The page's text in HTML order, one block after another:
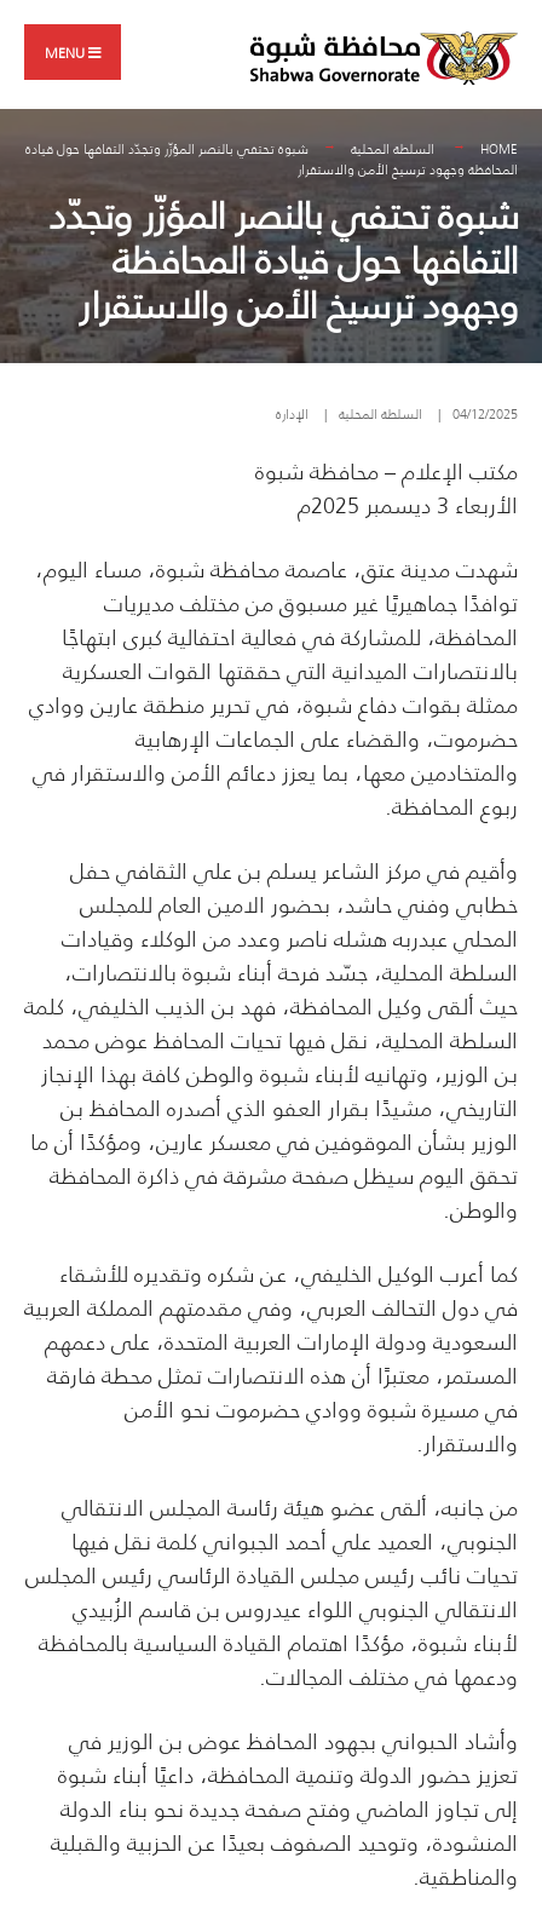
content
MENU
HOME السلطة المحلية
شبوة تحتفي بالنصر المؤزّر وتجدّد التفافها حول قيادة
المحافظة وجهود ترسيخ الأمن والاستقرار
شبوة تحتفي بالنصر المؤزّر وتجدّد
التفافها حول قيادة المحافظة
وجهود ترسيخ الأمن والاستقرار
04/12/2025
| السلطة المحلية | الإدارة
مكتب الإعلام – محافظة شبوة
الأربعاء 3 ديسمبر 2025م
شهدت مدينة عتق، عاصمة محافظة شبوة، مساء اليوم،
توافدًا جماهيريًا غير مسبوق من مختلف مديريات
المحافظة، للمشاركة في فعالية احتفالية كبرى ابتهاجًا
بالانتصارات الميدانية التي حققتها القوات العسكرية
ممثلة بقوات دفاع شبوة، في تحرير منطقة عارين ووادي
حضرموت، والقضاء على الجماعات الإرهابية
والمتخادمين معها، بما يعزز دعائم الأمن والاستقرار في
ربوع المحافظة.
وأقيم في مركز الشاعر يسلم بن علي الثقافي حفل
خطابي وفني حاشد، بحضور الامين العام للمجلس
المحلي عبدربه هشله ناصر وعدد من الوكلاء وقيادات
السلطة المحلية، جسّد فرحة أبناء شبوة بالانتصارات،
حيث ألقى وكيل المحافظة، فهد بن الذيب الخليفي، كلمة
السلطة المحلية، نقل فيها تحيات المحافظ عوض محمد
بن الوزير، وتهانيه لأبناء شبوة والوطن كافة بهذا الإنجاز
التاريخي، مشيدًا بقرار العفو الذي أصدره المحافظ بن
الوزير بشأن الموقوفين في معسكر عارين، ومؤكدًا أن ما
تحقق اليوم سيظل صفحة مشرقة في ذاكرة المحافظة
والوطن.
كما أعرب الوكيل الخليفي، عن شكره وتقديره للأشقاء
في دول التحالف العربي، وفي مقدمتهم المملكة العربية
السعودية ودولة الإمارات العربية المتحدة، على دعمهم
المستمر، معتبرًا أن هذه الانتصارات تمثل محطة فارقة
في مسيرة شبوة ووادي حضرموت نحو الأمن
والاستقرار.
من جانبه، ألقى عضو هيئة رئاسة المجلس الانتقالي
الجنوبي، العميد علي أحمد الجبواني كلمة نقل فيها
تحيات نائب رئيس مجلس القيادة الرئاسي رئيس المجلس
الانتقالي الجنوبي اللواء عيدروس بن قاسم الزُبيدي
لأبناء شبوة، مؤكدًا اهتمام القيادة السياسية بالمحافظة
ودعمها في مختلف المجالات.
وأشاد الحبواني بجهود المحافظ عوض بن الوزير في
تعزيز حضور الدولة وتنمية المحافظة، داعيًا أبناء شبوة
إلى تجاوز الماضي وفتح صفحة جديدة نحو بناء الدولة
المنشودة، وتوحيد الصفوف بعيدًا عن الحزبية والقبلية
والمناطقية.
for: